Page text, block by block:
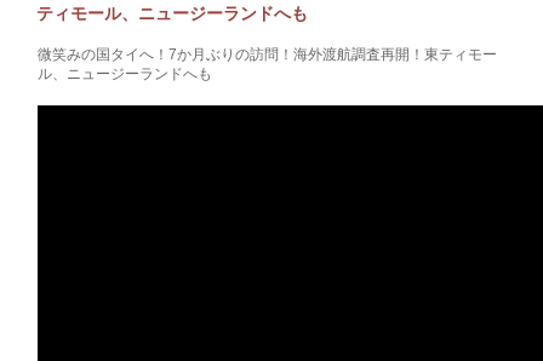
ティモール、ニュージーランドへも
微笑みの国タイへ！7か月ぶりの訪問！海外渡航調査再開！東ティモー
ル、ニュージーランドへも